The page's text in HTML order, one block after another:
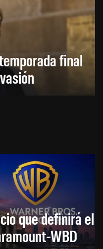
final
que definirá el
WBD